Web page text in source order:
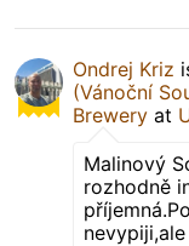
Ondrej Kriz
(Vánoční
Brewery at
Malinový
rozhodně